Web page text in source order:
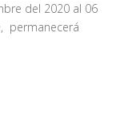
del 2020 al 06
permanecerá